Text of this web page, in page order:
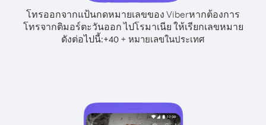
โทรออกจากแป้นกดหมายเลขของ Viberหากต้องการ
โทรจากติมอร์ตะวันออก ไปโรมาเนีย ให้เรียกเลขหมาย
ดังต่อไปนี้:+40 + หมายเลขในประเทศ